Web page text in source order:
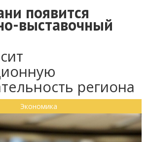
появится
выставочный
региона
Экономика